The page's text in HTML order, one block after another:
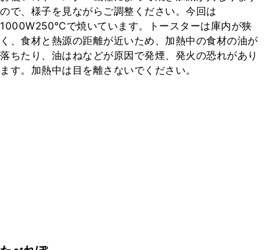
ので、様子を見ながらご調整ください。今回は
1000W250℃で焼いています。トースターは庫内が狭
く、食材と熱源の距離が近いため、加熱中の食材の油が
落ちたり、油はねなどが原因で発煙、発火の恐れがあり
ます。加熱中は目を離さないでください。